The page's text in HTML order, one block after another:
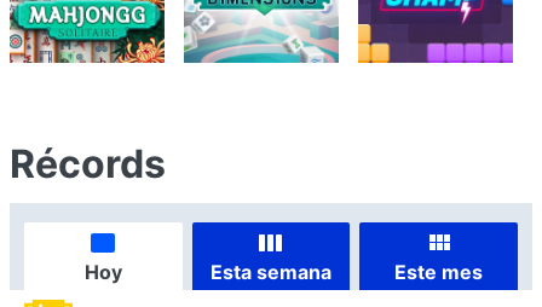
Récords
Hoy Esta semana Este mes